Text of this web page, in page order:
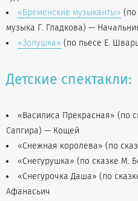
«Бременские музыканты» (по
музыка Г. Гладкова) —
«Золушка» (по пьесе Е.
Детские спектакли:
«Василиса Прекрасная» (по
Сапгира) — Кощей
«Снежная королева» (по
«Снегурушка» (по сказке М.
«Снегурочка Даша» (по
Афанасьич